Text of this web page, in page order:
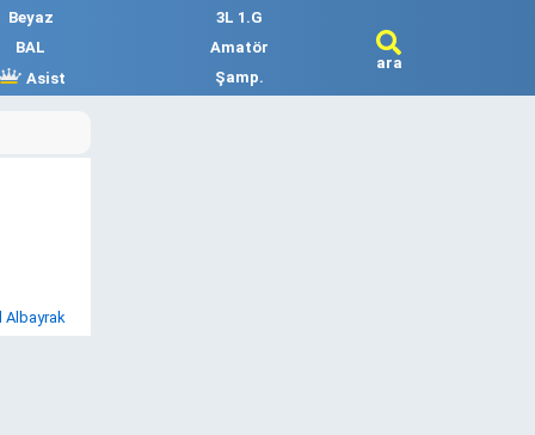
Beyaz
3L 1.G
BAL
Amatör
Asist
Şamp.
ara
Albayrak